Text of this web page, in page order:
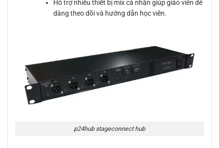
Hỗ trợ nhiều thiết bị mix cá nhân giúp giáo viên dễ
dàng theo dõi và hướng dẫn học viên.
p24hub stageconnect hub